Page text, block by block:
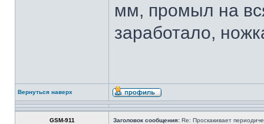
мм, промыл на
заработало,
Вернуться наверх
GSM-911 Заголовок сообщения: Re: Проскакивает